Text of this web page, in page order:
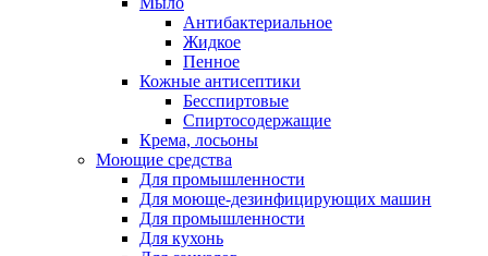
Антибактериальное
Жидкое
Пенное
Кожные антисептики
Бесспиртовые
Cпиртосодержащие
Крема, лосьоны
Моющие средства
Для промышленности
Для моюще-дезинфицирующих машин
Для промышленности
Для кухонь